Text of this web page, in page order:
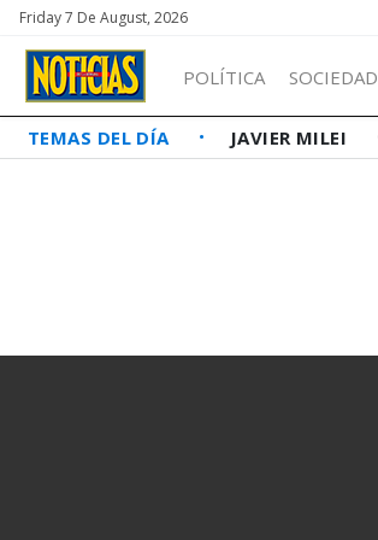
Friday 7 De August, 2026
POLÍTICA SOCIEDAD
TEMAS DEL DÍA JAVIER MILEI